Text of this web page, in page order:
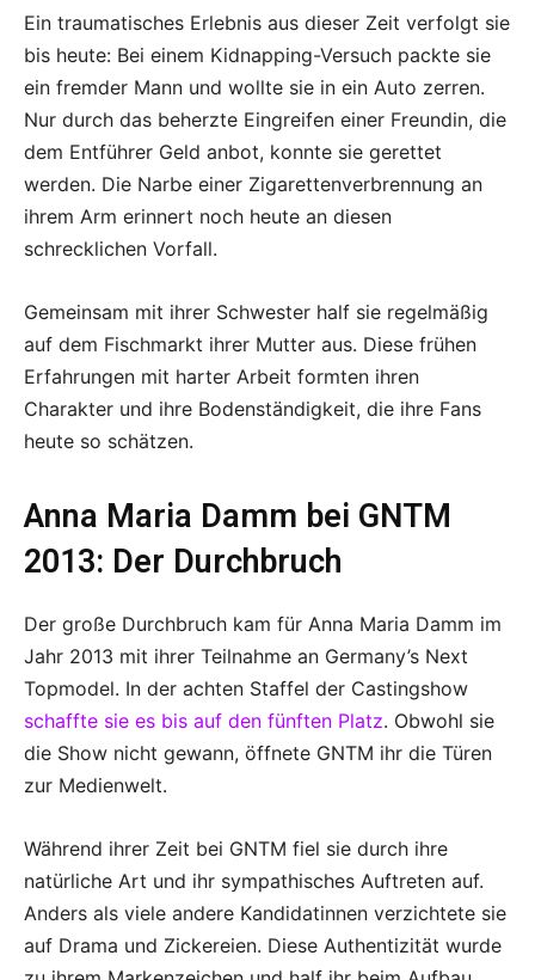
Ein traumatisches Erlebnis aus dieser Zeit verfolgt sie
bis heute: Bei einem Kidnapping-Versuch packte sie
ein fremder Mann und wollte sie in ein Auto zerren.
Nur durch das beherzte Eingreifen einer Freundin, die
dem Entführer Geld anbot, konnte sie gerettet
werden. Die Narbe einer Zigarettenverbrennung an
ihrem Arm erinnert noch heute an diesen
schrecklichen Vorfall.
Gemeinsam mit ihrer Schwester half sie regelmäßig
auf dem Fischmarkt ihrer Mutter aus. Diese frühen
Erfahrungen mit harter Arbeit formten ihren
Charakter und ihre Bodenständigkeit, die ihre Fans
heute so schätzen.
Anna Maria Damm bei GNTM
2013: Der Durchbruch
Der große Durchbruch kam für Anna Maria Damm im
Jahr 2013 mit ihrer Teilnahme an Germany’s Next
Topmodel. In der achten Staffel der Castingshow
schaffte sie es bis auf den fünften Platz. Obwohl sie
die Show nicht gewann, öffnete GNTM ihr die Türen
zur Medienwelt.
Während ihrer Zeit bei GNTM fiel sie durch ihre
natürliche Art und ihr sympathisches Auftreten auf.
Anders als viele andere Kandidatinnen verzichtete sie
auf Drama und Zickereien. Diese Authentizität wurde